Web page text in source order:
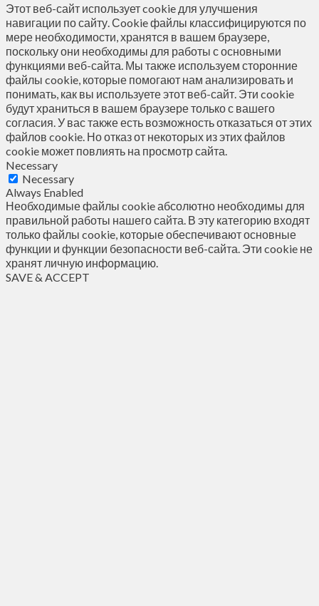
Этот веб-сайт использует cookie для улучшения
навигации по сайту. Сookie файлы классифицируются по
мере необходимости, хранятся в вашем браузере,
поскольку они необходимы для работы с основными
функциями веб-сайта. Мы также используем сторонние
файлы cookie, которые помогают нам анализировать и
понимать, как вы используете этот веб-сайт. Эти cookie
будут храниться в вашем браузере только с вашего
согласия. У вас также есть возможность отказаться от этих
файлов cookie. Но отказ от некоторых из этих файлов
cookie может повлиять на просмотр сайта.
Necessary
Necessary
Always Enabled
Необходимые файлы cookie абсолютно необходимы для
правильной работы нашего сайта. В эту категорию входят
только файлы cookie, которые обеспечивают основные
функции и функции безопасности веб-сайта. Эти cookie не
хранят личную информацию.
SAVE & ACCEPT